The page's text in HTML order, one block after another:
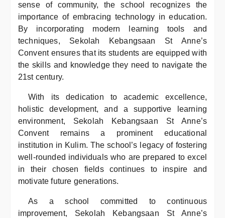
sense of community, the school recognizes the
importance of embracing technology in education.
By incorporating modern learning tools and
techniques, Sekolah Kebangsaan St Anne’s
Convent ensures that its students are equipped with
the skills and knowledge they need to navigate the
21st century.
With its dedication to academic excellence,
holistic development, and a supportive learning
environment, Sekolah Kebangsaan St Anne’s
Convent remains a prominent educational
institution in Kulim. The school’s legacy of fostering
well-rounded individuals who are prepared to excel
in their chosen fields continues to inspire and
motivate future generations.
As a school committed to continuous
improvement, Sekolah Kebangsaan St Anne’s